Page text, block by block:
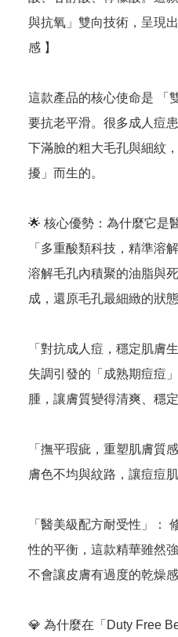
與抗氧」雙向技術，呈現
感 】
這款產品的核心使命是
要抗老平滑。很多成人痘
下滿臉的粗大毛孔與細紋
擾」而生的。
🌟 核心優勢：為什麼它是
「多重酸類科技，精準溶
溶解毛孔內積聚的油脂與
成，還原毛孔最細緻的狀態
「對抗成人痘，穩定肌膚
失調引發的「成熟期痘痘
腫，讓膚質變得清爽、穩定
「撫平瑕疵，重塑肌膚質
膚色不均與紋路，讓痘痘
「醫美級配方耐受性」：
性的平衡，這款精華雖然
不會讓皮膚有過度的乾燥感
💎 為什麼在「Duty Free